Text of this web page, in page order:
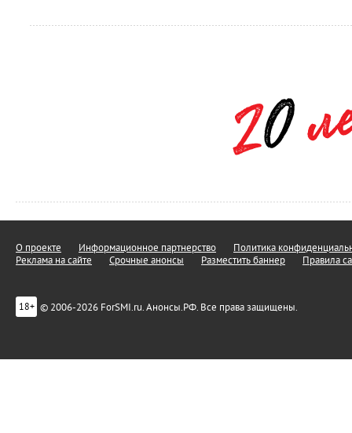
О проекте Информационное партнерство
Политика
Реклама на сайте
Срочные анонсы Разместить баннер Правила
18+ © 2006-2026 ForSMI.ru. Анонсы.РФ. Все права защищены.